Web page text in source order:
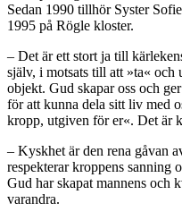
Sedan 1990 tillhör Syster
1995 på Rögle kloster.
– Det är ett stort ja till
själv, i motsats till att »ta« och
objekt. Gud skapar oss och
för att kunna dela sitt liv med
kropp, utgiven för er«. Det är
– Kyskhet är den rena gåvan
respekterar kroppens sanning
Gud har skapat mannens och
varandra.